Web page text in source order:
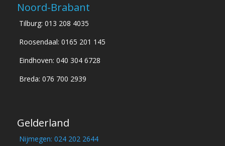
Noord-Brabant
Tilburg: 013 208 4035
Roosendaal: 0165 201 145
Eindhoven: 040 304 6728
Breda: 076 700 2939
Gelderland
Nijmegen: 024 202 2644